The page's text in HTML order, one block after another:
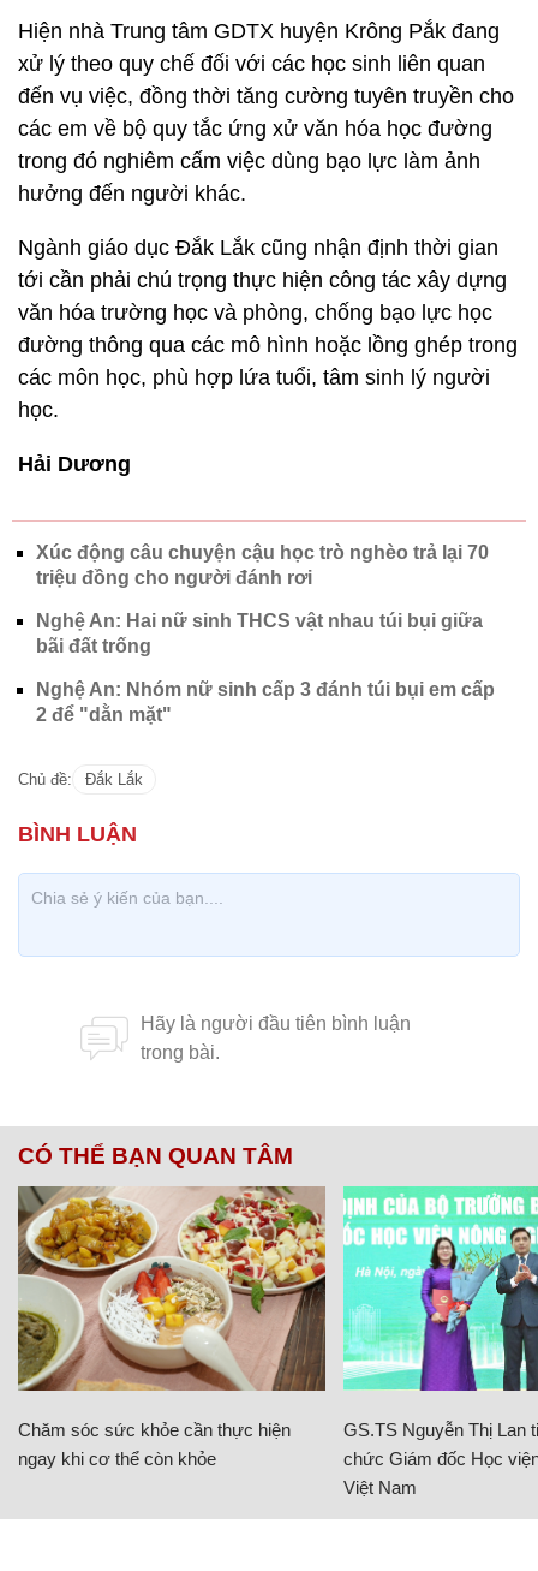
Hiện nhà Trung tâm GDTX huyện Krông Pắk đang
xử lý theo quy chế đối với các học sinh liên quan
đến vụ việc, đồng thời tăng cường tuyên truyền cho
các em về bộ quy tắc ứng xử văn hóa học đường
trong đó nghiêm cấm việc dùng bạo lực làm ảnh
hưởng đến người khác.
Ngành giáo dục Đắk Lắk cũng nhận định thời gian
tới cần phải chú trọng thực hiện công tác xây dựng
văn hóa trường học và phòng, chống bạo lực học
đường thông qua các mô hình hoặc lồng ghép trong
các môn học, phù hợp lứa tuổi, tâm sinh lý người
học.
Hải Dương
Xúc động câu chuyện cậu học trò nghèo trả lại 70
triệu đồng cho người đánh rơi
Nghệ An: Hai nữ sinh THCS vật nhau túi bụi giữa
bãi đất trống
Nghệ An: Nhóm nữ sinh cấp 3 đánh túi bụi em cấp
2 để "dằn mặt"
Chủ đề: Đắk Lắk
CÓ THỂ BẠN QUAN TÂM
Chăm sóc sức khỏe cần thực hiện
ngay khi cơ thể còn khỏe
GS.TS Nguyễn Thị Lan
chức Giám đốc Học
Việt Nam